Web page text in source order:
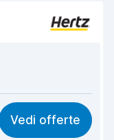
8,1
8,2
Vedi offerte